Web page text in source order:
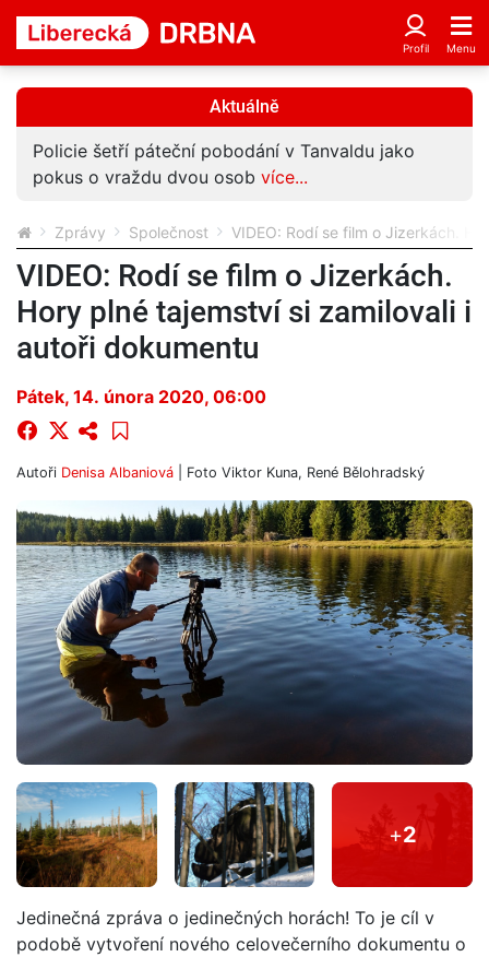
Aktuálně
Policie šetří páteční pobodání v Tanvaldu jako
pokus o vraždu dvou osob více...
Zprávy Společnost VIDEO: Rodí se film o Jizerkách.
VIDEO: Rodí se film o Jizerkách.
Hory plné tajemství si zamilovali i
autoři dokumentu
Pátek, 14. února 2020, 06:00
Autoři Denisa Albaniová | Foto Viktor Kuna, René Bělohradský
+2
Jedinečná zpráva o jedinečných horách! To je cíl v
podobě vytvoření nového celovečerního dokumentu o